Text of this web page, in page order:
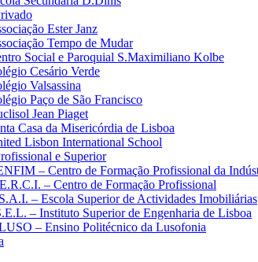
Ester Janz
Tempo de Mudar
Social e Paroquial S.Maximiliano Kolbe
Cesário Verde
Valsassina
Paço de São Francisco
Jean Piaget
Casa da Misericórdia de Lisboa
Lisbon International School
e Superior
– Centro de Formação Profissional da
– Centro de Formação Profissional
– Escola Superior de Actividades Imobiliárias
– Instituto Superior de Engenharia de Lisboa
– Ensino Politécnico da Lusofonia